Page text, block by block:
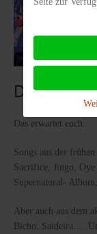
DE
Das erwartet euch:
Songs aus der
Sacrifice, Jingo,
Supernatural-
Aber auch aus dem
Bicho, Saideira….